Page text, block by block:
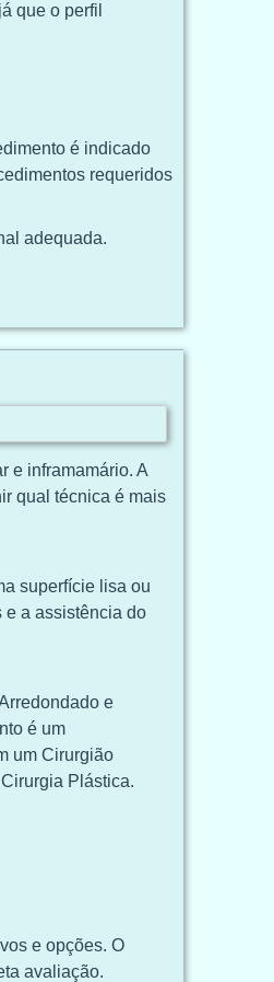
que o perfil
é indicado
requeridos
adequada.
e inframamário. A
qual técnica é mais
superfície lisa ou
e a assistência do
e
é um
um Cirurgião
Plástica.
e opções. O
avaliação.